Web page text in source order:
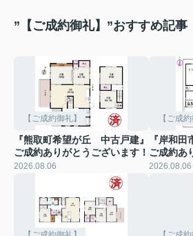
”【ご成約御礼】”おすすめ記事
【ご成約御礼】
『熊取町希望が丘 中古戸建』
ご成約ありがとうございます！
2026.08.06
【ご成約
『岸和
ご成約あ
2026.08.06